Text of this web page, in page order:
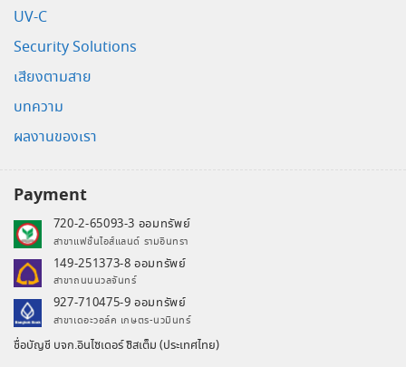
UV-C
Security Solutions
เสียงตามสาย
บทความ
ผลงานของเรา
Payment
720-2-65093-3 ออมทรัพย์
สาขาแฟชั่นไอส์แลนด์ รามอินทรา
149-251373-8 ออมทรัพย์
สาขาถนนนวลจันทร์
927-710475-9 ออมทรัพย์
สาขาเดอะวอล์ค เกษตร-นวมินทร์
ชื่อบัญชี บจก.อินไซเดอร์ ซิสเต็ม (ประเทศไทย)